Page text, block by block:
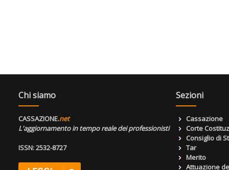
Chi siamo
CASSAZIONE.net
L'aggiornamento in tempo reale dei professionisti
ISSN: 2532-8727
Sezioni
Cassazione
Corte
Consiglio di
Tar
Merito
Attuazione